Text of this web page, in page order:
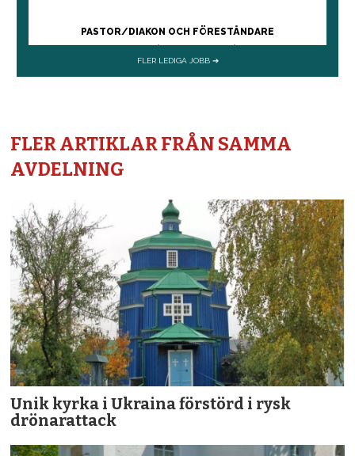
FLER ARTIKLAR FRÅN SAMMA
AVDELNING
Unik kyrka i Ukraina förstörd i rysk
drönarattack